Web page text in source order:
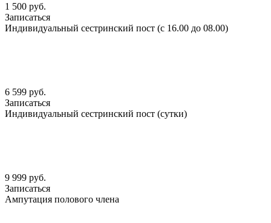
1 500 руб.
Записаться
Индивидуальный сестринский пост (с 16.00 до 08.00)
6 599 руб.
Записаться
Индивидуальный сестринский пост (сутки)
9 999 руб.
Записаться
Ампутация полового члена